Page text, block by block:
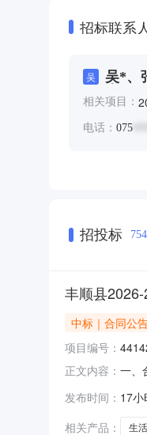
招标联系
吴
吴*、
****、
相关项目：
电话： 075
招投标 754
丰顺县
中标｜合同公
项目编号：
正文内容： 一、
（
发布时间： 17小
相关产品：
生